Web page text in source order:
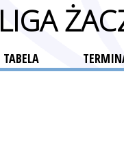
LIGA
TABELA